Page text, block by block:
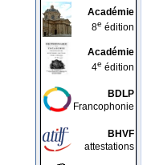
Académie
8e édition
Académie
4e édition
BDLP
Francophonie
BHVF
attestations